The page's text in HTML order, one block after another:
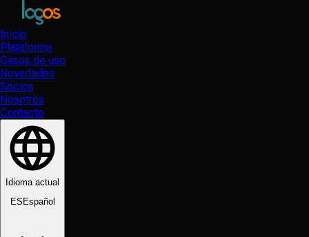
Inicio
Plataforma
Casos de uso
Novedades
Socios
Nosotros
Contacto
Idioma actual
ES Español